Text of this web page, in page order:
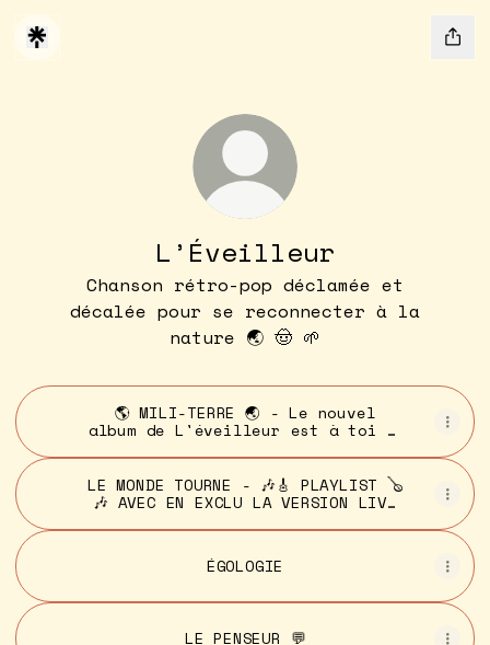
L’Éveilleur
Chanson rétro-pop déclamée et
décalée pour se reconnecter à la
nature 🌏 🤠 🌱
🌎 MILI-TERRE 🌏 - Le nouvel
album de L'éveilleur est à toi 🤠
LE MONDE TOURNE - 🎶🎸 PLAYLIST 🪕
🎶 AVEC EN EXCLU LA VERSION LIVE
ÉGOLOGIE
LE PENSEUR 💬